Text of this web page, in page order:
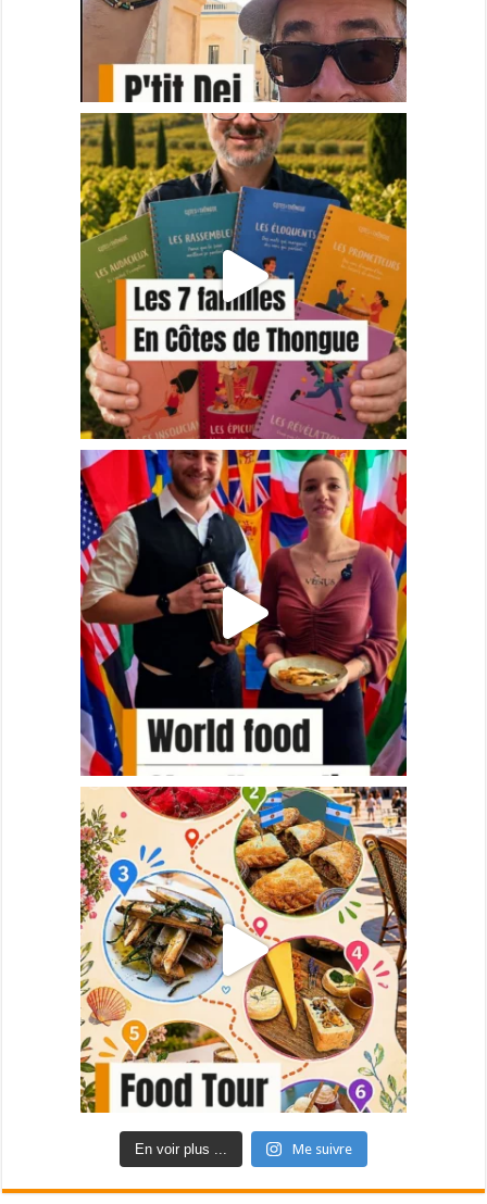
En voir plus ... Me suivre